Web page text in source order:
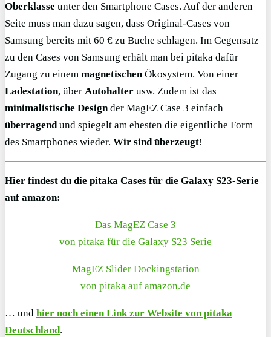
Oberklasse unter den Smartphone Cases. Auf der anderen
Seite muss man dazu sagen, dass Original-Cases von
Samsung bereits mit 60 € zu Buche schlagen. Im Gegensatz
zu den Cases von Samsung erhält man bei pitaka dafür
Zugang zu einem magnetischenÖkosystem. Von einer
Ladestation, über Autohalter usw. Zudem ist das
minimalistische Designder MagEZ Case 3 einfach
überragendund spiegelt am ehesten die eigentliche Form
des Smartphones wieder. Wir sind überzeugt!
Hier findest du die pitaka Cases für die Galaxy S23-Serie
auf amazon:
Das MagEZ Case 3
von pitaka für die Galaxy S23 Serie
MagEZ Slider Dockingstation
von pitaka auf amazon.de
… und hier noch einen Link zur Website von pitaka
Deutschland.